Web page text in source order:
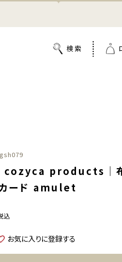
cozyca products｜
ード amulet
込
お気に入りに登録する